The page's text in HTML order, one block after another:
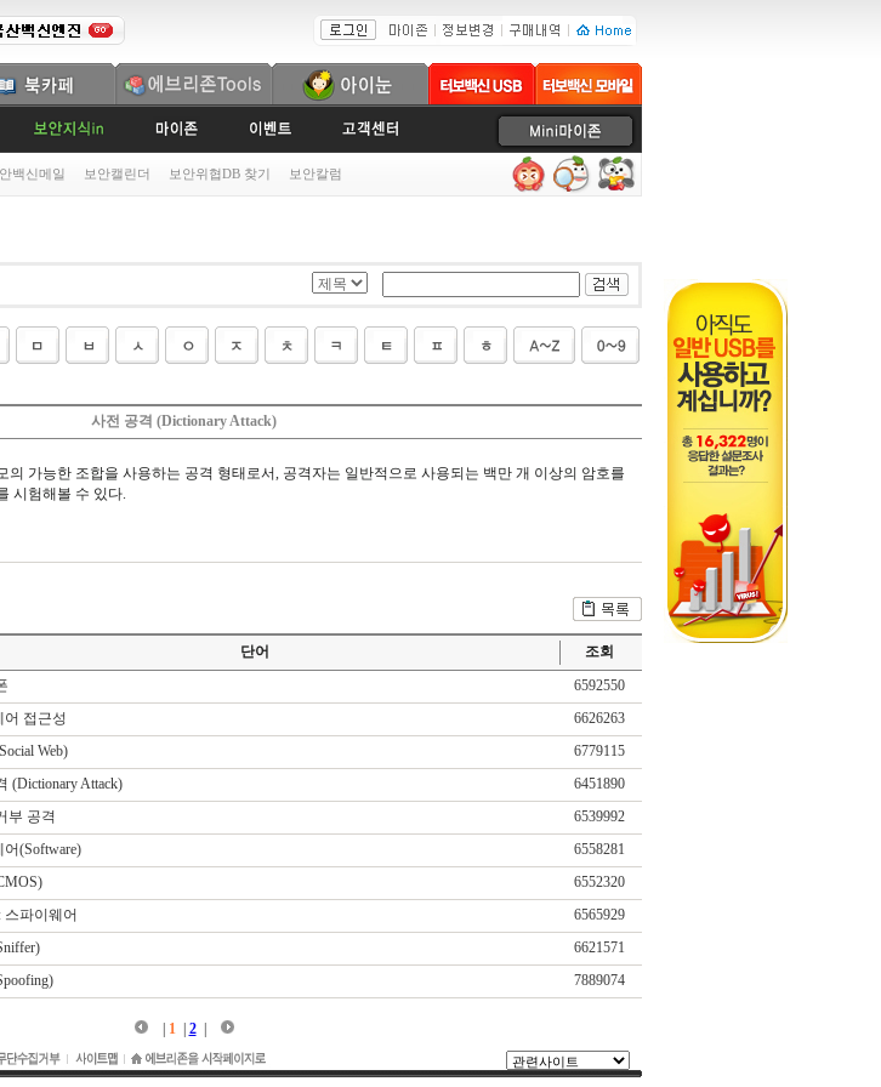
백신메일 보안캘린더 보안위협DB 찾기 보안칼럼
사전 공격 (Dictionary Attack)
의 가능한 조합을 사용하는 공격 형태로서, 공격자는 일반적으로 사용되는 백만 개 이상의 암호를
시험해볼 수 있다.
단어
조회
6592550
어 접근성
6626263
Web)
6779115
(Dictionary Attack)
6451890
부 공격
6539992
(Software)
6558281
6552320
스파이웨어
6565929
6621571
7889074
| 1| 2|